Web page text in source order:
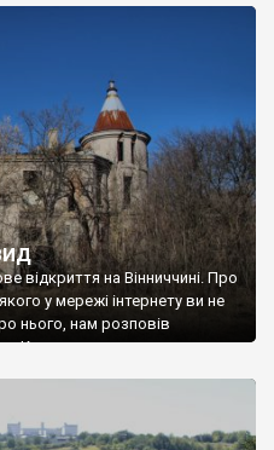
відкриття на Вінниччині. Про
у мережі інтернету ви не
нього, нам розповів
у Красному вразив не лише